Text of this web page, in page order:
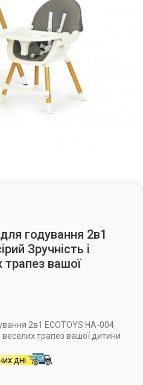
годування 2в1
Зручність і
трапез вашої
2в1 ECOTOYS HA-004
веселих трапез вашої дитини
дні